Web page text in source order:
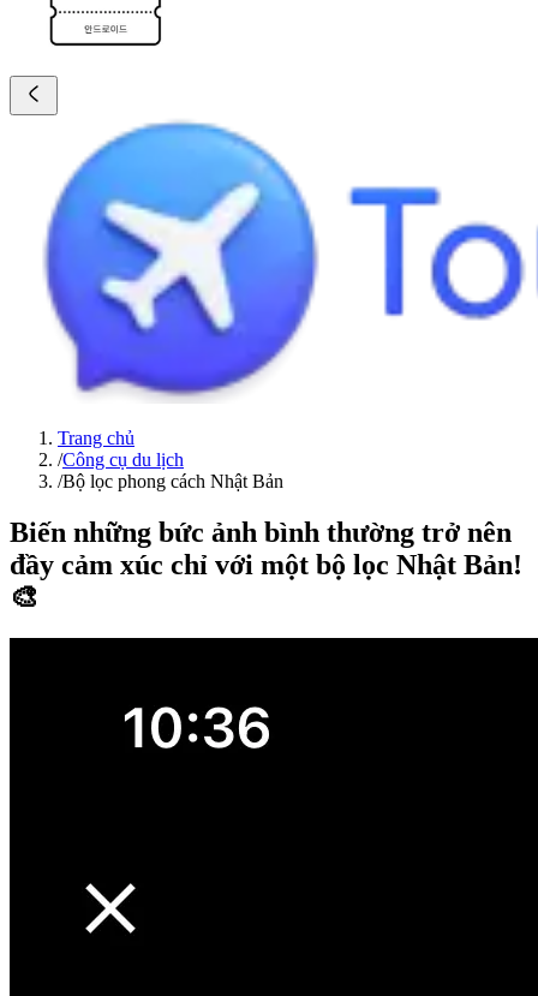
Trang chủ
/Công cụ du lịch
/Bộ lọc phong cách Nhật Bản
Biến những bức ảnh bình thường trở nên
đầy cảm xúc chỉ với một bộ lọc Nhật Bản!
🎨